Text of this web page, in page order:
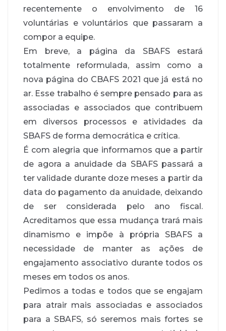
recentemente o envolvimento de 16
voluntárias e voluntários que passaram a
compor a equipe.
Em breve, a página da SBAFS estará
totalmente reformulada, assim como a
nova página do CBAFS 2021 que já está no
ar. Esse trabalho é sempre pensado para as
associadas e associados que contribuem
em diversos processos e atividades da
SBAFS de forma democrática e crítica.
É com alegria que informamos que a partir
de agora a anuidade da SBAFS passará a
ter validade durante doze meses a partir da
data do pagamento da anuidade, deixando
de ser considerada pelo ano fiscal.
Acreditamos que essa mudança trará mais
dinamismo e impõe à própria SBAFS a
necessidade de manter as ações de
engajamento associativo durante todos os
meses em todos os anos.
Pedimos a todas e todos que se engajam
para atrair mais associadas e associados
para a SBAFS, só seremos mais fortes se